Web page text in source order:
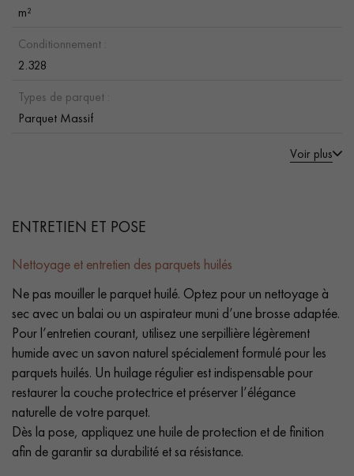
m²
Conditionnement :
2.328
Types de parquet :
Parquet Massif
Voir plus
ENTRETIEN ET POSE
Nettoyage et entretien des parquets huilés
Ne pas mouiller le parquet huilé. Optez pour un nettoyage à
sec avec un balai ou un aspirateur muni d’une brosse adaptée.
Pour l’entretien courant, utilisez une serpillière légèrement
humide avec un savon naturel spécialement formulé pour les
parquets huilés. Un huilage régulier est indispensable pour
restaurer la couche protectrice et préserver l’élégance
naturelle de votre parquet.
Dès la pose, appliquez une huile de protection et de finition
afin de garantir sa durabilité et sa résistance.